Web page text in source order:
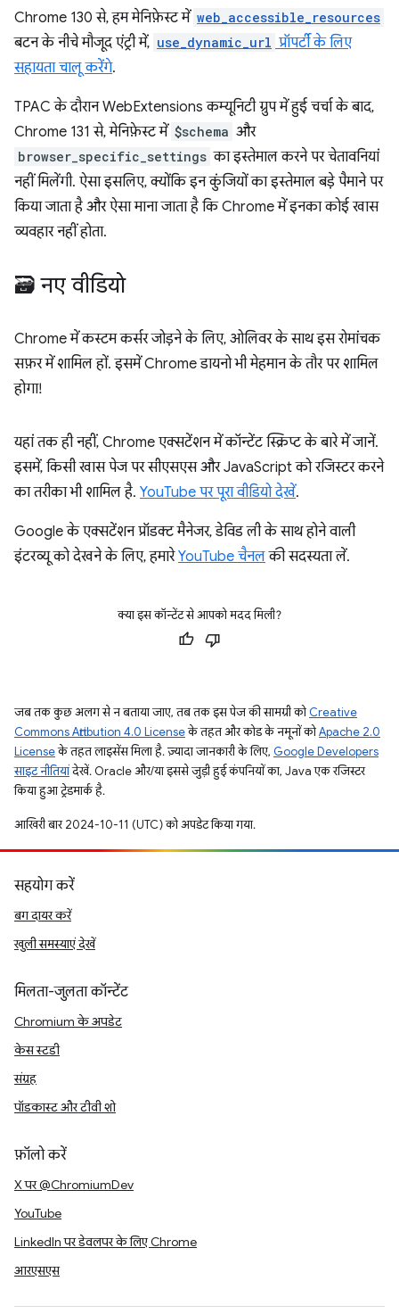
Chrome 130 से, हम मेनिफ़ेस्ट में web_accessible_resources
बटन के नीचे मौजूद एंट्री में, use_dynamic_url प्रॉपर्टी के लिए
सहायता चालू करेंगे.
TPAC के दौरान WebExtensions कम्यूनिटी ग्रुप में हुई चर्चा के बाद,
Chrome 131 से, मेनिफ़ेस्ट में $schema और
browser_specific_settings का इस्तेमाल करने पर चेतावनियां
नहीं मिलेंगी. ऐसा इसलिए, क्योंकि इन कुंजियों का इस्तेमाल बड़े पैमाने पर
किया जाता है और ऐसा माना जाता है कि Chrome में इनका कोई खास
व्यवहार नहीं होता.
🗃️ नए वीडियो
Chrome में कस्टम कर्सर जोड़ने के लिए, ओलिवर के साथ इस रोमांचक
सफ़र में शामिल हों. इसमें Chrome डायनो भी मेहमान के तौर पर शामिल
होगा!
यहां तक ही नहीं, Chrome एक्सटेंशन में कॉन्टेंट स्क्रिप्ट के बारे में जानें.
इसमें, किसी खास पेज पर सीएसएस और JavaScript को रजिस्टर करने
का तरीका भी शामिल है. YouTube पर पूरा वीडियो देखें.
Google के एक्सटेंशन प्रॉडक्ट मैनेजर, डेविड ली के साथ होने वाली
इंटरव्यू को देखने के लिए, हमारेYouTube चैनलकी सदस्यता लें.
क्या इस कॉन्टेंट से आपको मदद मिली?
जब तक कुछ अलग से न बताया जाए, तब तक इस पेज की सामग्री कोCreative
Commons Attribution 4.0 Licenseके तहत और कोड के नमूनों कोApache 2.0
Licenseके तहत लाइसेंस मिला है. ज़्यादा जानकारी के लिए, Google Developers
साइट नीतियांदेखें. Oracle और/या इससे जुड़ी हुई कंपनियों का, Java एक रजिस्टर
किया हुआ ट्रेडमार्क है.
आखिरी बार 2024-10-11 (UTC) को अपडेट किया गया.
सहयोग करें
बग दायर करें
खुली समस्याएं देखें
मिलता-जुलता कॉन्टेंट
Chromium के अपडेट
केस स्टडी
संग्रह
पॉडकास्ट और टीवी शो
फ़ॉलो करें
X पर @ChromiumDev
YouTube
LinkedIn पर डेवलपर के लिए Chrome
आरएसएस